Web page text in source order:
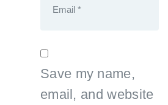
Save my name,
email, and website